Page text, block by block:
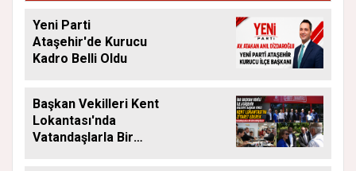
Yeni Parti
Ataşehir'de Kurucu
Kadro Belli Oldu
Başkan Vekilleri Kent
Lokantası'nda
Vatandaşlarla Bir